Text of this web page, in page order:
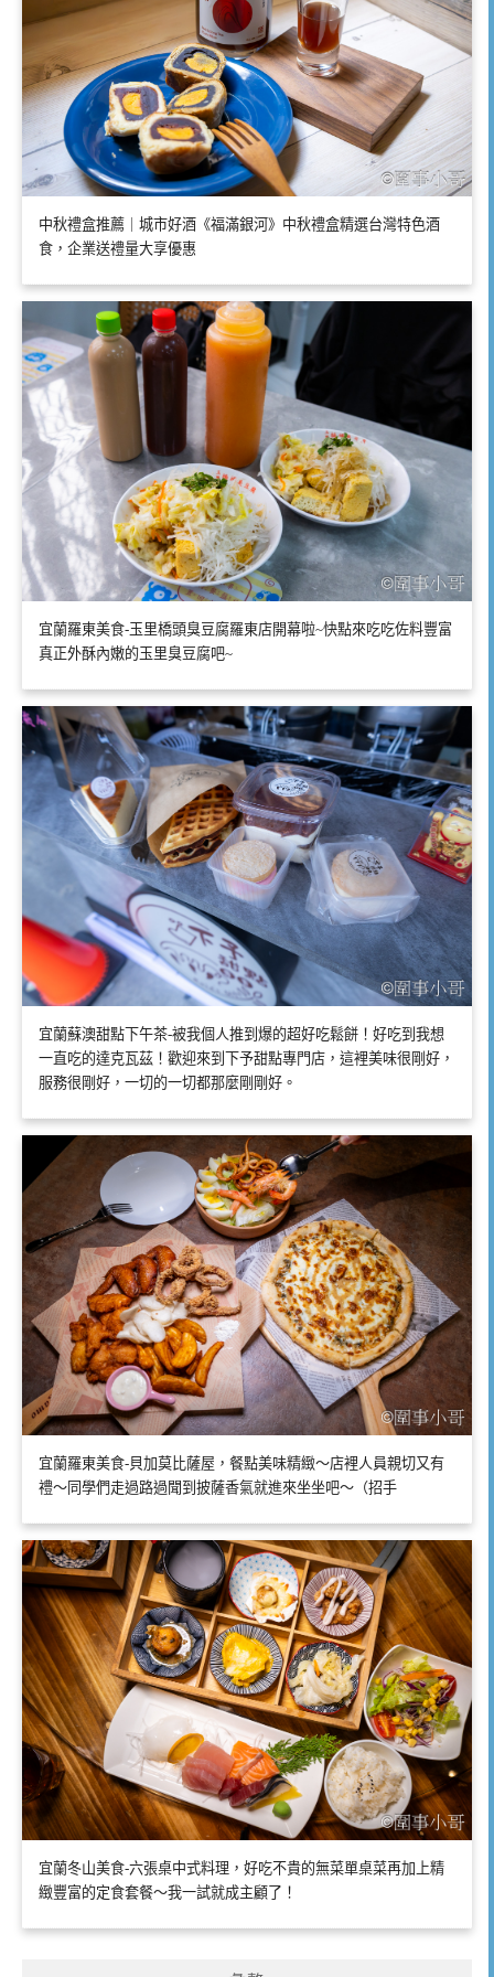
中秋禮盒推薦｜城市好酒《福滿銀河》中秋禮盒精選台灣特色酒
食，企業送禮量大享優惠
宜蘭羅東美食-玉里橋頭臭豆腐羅東店開幕啦~快點來吃吃佐料豐富
真正外酥內嫩的玉里臭豆腐吧~
宜蘭蘇澳甜點下午茶-被我個人推到爆的超好吃鬆餅！好吃到我想
一直吃的達克瓦茲！歡迎來到下予甜點專門店，這裡美味很剛好，
服務很剛好，一切的一切都那麼剛剛好。
宜蘭羅東美食-貝加莫比薩屋，餐點美味精緻～店裡人員親切又有
禮～同學們走過路過聞到披薩香氣就進來坐坐吧～（招手
宜蘭冬山美食-六張桌中式料理，好吃不貴的無菜單桌菜再加上精
緻豐富的定食套餐～我一試就成主顧了！